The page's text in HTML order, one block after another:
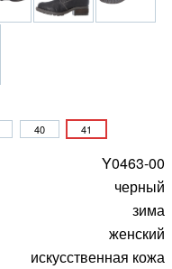
40 41
Y0463-00
черный
зима
женский
искусственная кожа